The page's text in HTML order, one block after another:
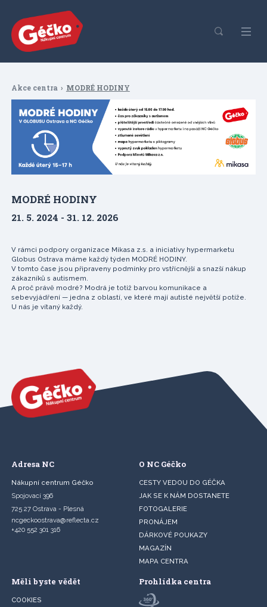
Akce centra MODRÉ HODINY
MODRÉ HODINY
21. 5. 2024 - 31. 12. 2026
V rámci podpory organizace Mikasa z.s. a iniciativy hypermarketu
Globus Ostrava máme každý týden MODRÉ HODINY.
V tomto čase jsou připraveny podmínky pro vstřícnější a snazší nákup
zákazníků s autismem.
A proč právě modré? Modrá je totiž barvou komunikace a
sebevyjádření — jedna z oblastí, ve které mají autisté největší potíže.
U nás je vítaný každý.
Adresa NC
Nákupní centrum Géčko
Spojovací 396
725 27 Ostrava - Plesná
ncgeckoostrava@reflecta.cz
+420 552 301 316
O NC Géčko
CESTY VEDOU DO GÉČKA
JAK SE K NÁM DOSTANETE
FOTOGALERIE
PRONÁJEM
DÁRKOVÉ POUKAZY
MAGAZÍN
MAPA CENTRA
Měli byste vědět
COOKIES
Prohlídka centra